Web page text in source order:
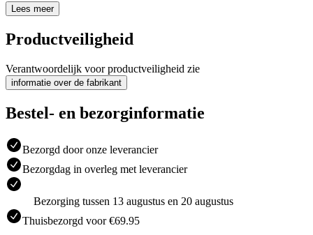
Lees meer
Productveiligheid
Verantwoordelijk voor productveiligheid zie
informatie over de fabrikant
Bestel- en bezorginformatie
Bezorgd door onze leverancier
Bezorgdag in overleg met leverancier
Bezorging tussen 13 augustus en 20 augustus
Thuisbezorgd voor €69.95